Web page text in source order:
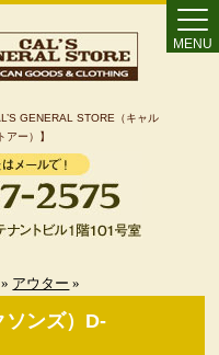
GENERAL STORE（キャル
アー）】
MENU
» アウター »
ソンズ）D-